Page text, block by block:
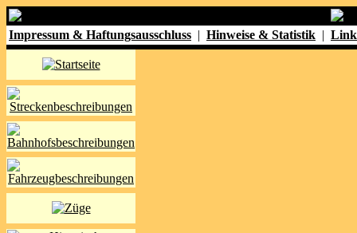
Impressum & Haftungsausschluss | Hinweise & Statistik |